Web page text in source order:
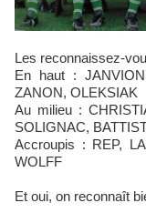
Les reconnaissez-
En haut :
ZANON, OLEKSIAK
Au milieu :
SOLIGNAC,
Accroupis : REP,
WOLFF
Et oui, on reconnaît